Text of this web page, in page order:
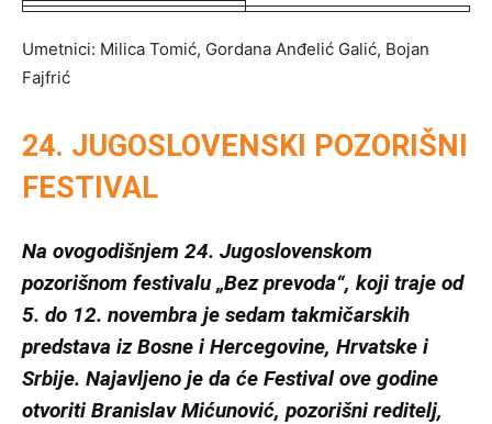
Umetnici: Milica Tomić, Gordana Anđelić Galić, Bojan
Fajfrić
24. JUGOSLOVENSKI POZORIŠNI
FESTIVAL
Na ovogodišnjem 24. Jugoslovenskom
pozorišnom festivalu „Bez prevoda“, koji traje od
5. do 12. novembra je sedam takmičarskih
predstava iz Bosne i Hercegovine, Hrvatske i
Srbije. Najavljeno je da će Festival ove godine
otvoriti Branislav Mićunović, pozorišni reditelj,